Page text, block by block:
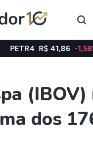
momento
Commodity
Petróleo
41,86 -1,58% VALE3
dos